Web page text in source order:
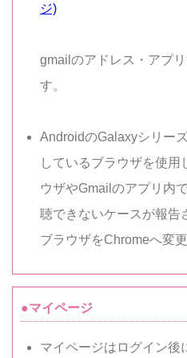
ジ)
gmailのアドレス・アプ
す。
AndroidのGalaxyシリー
しているブラウザを使用
ウザやGmailのアプリ内
聴できないケースが報告
ブラウザをChromeへ変
●マイページ
マイページはログイン後